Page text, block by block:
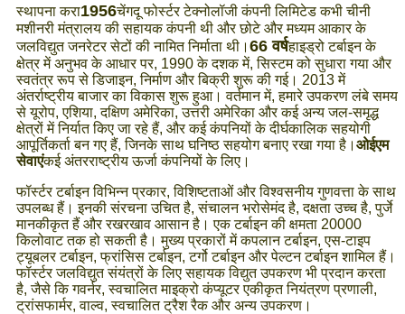
स्थापना करा1956चेंगदू फोर्स्टर टेक्नोलॉजी कंपनी लिमिटेड कभी चीनी
मशीनरी मंत्रालय की सहायक कंपनी थी और छोटे और मध्यम आकार के
जलविद्युत जनरेटर सेटों की नामित निर्माता थी। 66 वर्षहाइड्रो टर्बाइन के
क्षेत्र में अनुभव के आधार पर, 1990 के दशक में, सिस्टम को सुधारा गया और
स्वतंत्र रूप से डिजाइन, निर्माण और बिक्री शुरू की गई। 2013 में
अंतर्राष्ट्रीय बाजार का विकास शुरू हुआ। वर्तमान में, हमारे उपकरण लंबे समय
से यूरोप, एशिया, दक्षिण अमेरिका, उत्तरी अमेरिका और कई अन्य जल-समृद्ध
क्षेत्रों में निर्यात किए जा रहे हैं, और कई कंपनियों के दीर्घकालिक सहयोगी
आपूर्तिकर्ता बन गए हैं, जिनके साथ घनिष्ठ सहयोग बनाए रखा गया है। ओईएम
सेवाएंकई अंतरराष्ट्रीय ऊर्जा कंपनियों के लिए।
फॉर्स्टर टर्बाइन विभिन्न प्रकार, विशिष्टताओं और विश्वसनीय गुणवत्ता के साथ
उपलब्ध हैं। इनकी संरचना उचित है, संचालन भरोसेमंद है, दक्षता उच्च है, पुर्जे
मानकीकृत हैं और रखरखाव आसान है। एक टर्बाइन की क्षमता 20000
किलोवाट तक हो सकती है। मुख्य प्रकारों में कपलान टर्बाइन, एस-टाइप
ट्यूबलर टर्बाइन, फ्रांसिस टर्बाइन, टर्गो टर्बाइन और पेल्टन टर्बाइन शामिल हैं।
फॉर्स्टर जलविद्युत संयंत्रों के लिए सहायक विद्युत उपकरण भी प्रदान करता
है, जैसे कि गवर्नर, स्वचालित माइक्रो कंप्यूटर एकीकृत नियंत्रण प्रणाली,
ट्रांसफार्मर, वाल्व, स्वचालित ट्रैश रैक और अन्य उपकरण।